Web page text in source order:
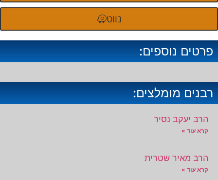
נווט
פרטים נוספים:
רבנים מומלצים:
הרב יעקב נסיר
קרא עוד »
הרב מאיר שטרית
קרא עוד »